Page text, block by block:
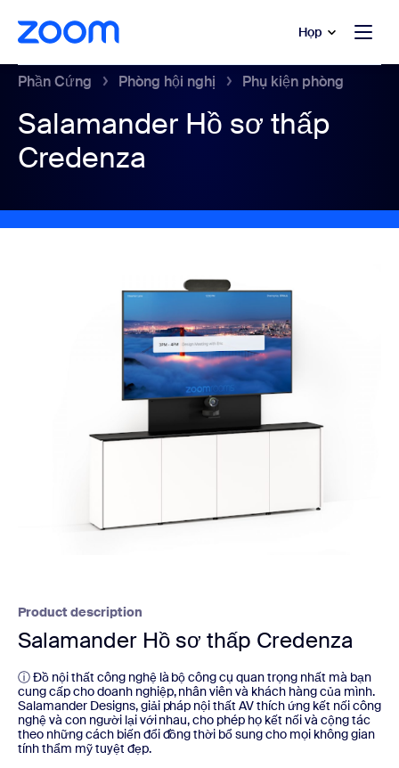
đến nội dung chính
trò chuyện trợ giúp Họp
Phần Cứng Phòng hội nghị Phụ kiện phòng
Salamander Hồ sơ thấp
Credenza
Product description
Salamander Hồ sơ thấp Credenza
ⓘ Đồ nội thất công nghệ là bộ công cụ quan trọng nhất mà bạn
cung cấp cho doanh nghiệp, nhân viên và khách hàng của mình.
Salamander Designs, giải pháp nội thất AV thích ứng kết nối công
nghệ và con người lại với nhau, cho phép họ kết nối và cộng tác
theo những cách biến đổi đồng thời bổ sung cho mọi không gian
tính thẩm mỹ tuyệt đẹp.